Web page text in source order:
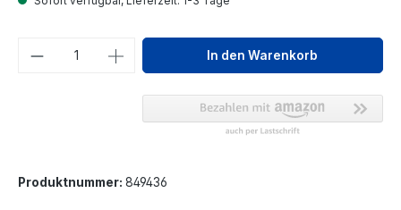
Produkt Anzahl: Gib denIn den Warenkorb
Produktnummer: 849436